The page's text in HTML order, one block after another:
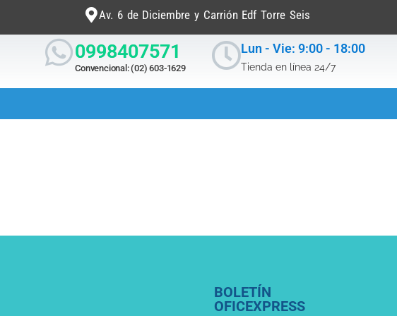
Av. 6 de Diciembre y Carrión Edf Torre Seis
0998407571
Convencional: (02) 603-1629
Lun - Vie: 9:00 - 18:00
Tienda en línea 24/7
BOLETÍN
OFICEXPRESS